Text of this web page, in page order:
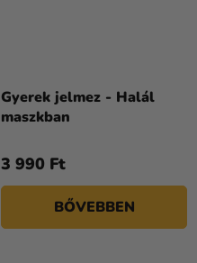
Gyerek jelmez - Halál
maszkban
3 990 Ft
BŐVEBBEN